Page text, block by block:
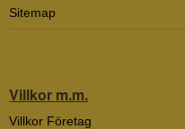
Sitemap
Villkor m.m.
Villkor Företag